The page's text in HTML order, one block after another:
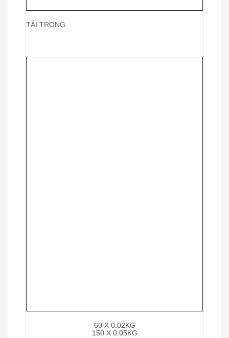
TẢI TRỌNG
60 X 0.02KG
150 X 0.05KG